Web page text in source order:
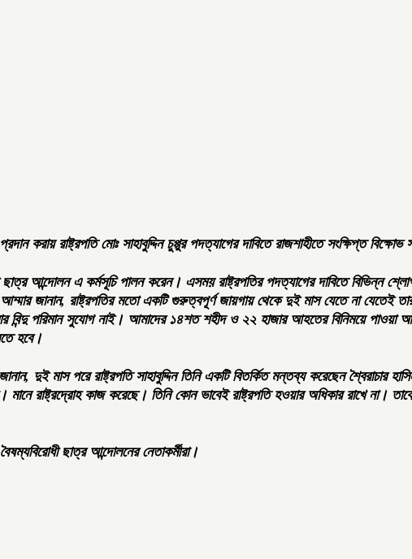
করায় রাষ্ট্রপতি মোঃ সাহাবুদ্দিন চুপ্পুর পদত্যাগের দাবিতে রাজশাহীতে সংক্ষিপ্ত
ছাত্র আন্দোলন এ কর্মসূচি পালন করেন। এসময় রাষ্ট্রপতির পদত্যাগের দাবিতে বিভিন্ন
আম্মার জানান, রাষ্ট্রপতির মতো একটি গুরুত্বপূর্ণ জায়গায় থেকে দুই মাস যেতে না
বিন্দু পরিমান সুযোগ নাই। আমাদের ১৪শত শহীদ ও ২২ হাজার আহতের বিনিময়ে পাওয়া
হবে।
দুই মাস পরে রাষ্ট্রপতি সাহাবুদ্দিন তিনি একটি বিতর্কিত মন্তব্য করেছেন শ্বৈরাচার
রাষ্ট্রদ্রোহ কাজ করেছে। তিনি কোন ভাবেই রাষ্ট্রপতি হওয়ার অধিকার রাখে
ছাত্র আন্দোলনের নেতাকর্মীরা।